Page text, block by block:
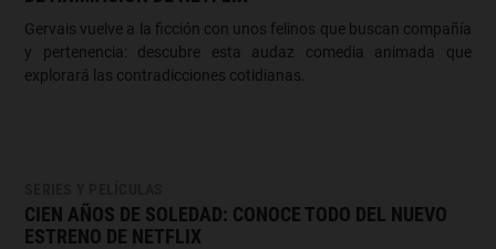
Gervais vuelve a la ficción con unos felinos que buscan compañía
y pertenencia: descubre esta audaz comedia animada que
explorará las contradicciones cotidianas.
CIEN AÑOS DE SOLEDAD: CONOCE TODO DEL NUEVO
ESTRENO DE NETFLIX